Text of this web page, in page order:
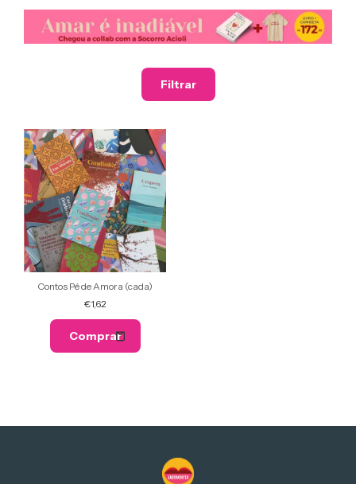
Filtrar
Contos Pé de Amora (cada)
€1,62